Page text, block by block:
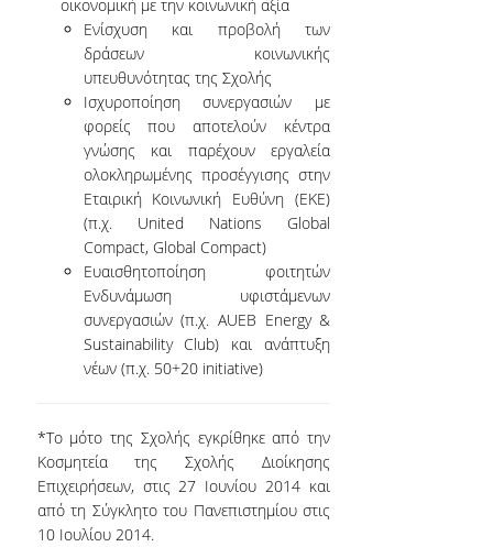
οικονομική με την κοινωνική αξία
Ενίσχυση και προβολή των
δράσεων κοινωνικής
υπευθυνότητας της Σχολής
Ισχυροποίηση συνεργασιών με
φορείς που αποτελούν κέντρα
γνώσης και παρέχουν εργαλεία
ολοκληρωμένης προσέγγισης στην
Εταιρική Κοινωνική Ευθύνη (ΕΚΕ)
(π.χ. United Nations Global
Compact, Global Compact)
Ευαισθητοποίηση φοιτητών
Ενδυνάμωση υφιστάμενων
συνεργασιών (π.χ. AUEB Energy &
Sustainability Club) και ανάπτυξη
νέων (π.χ. 50+20 initiative)
*Το μότο της Σχολής εγκρίθηκε από την
Κοσμητεία της Σχολής Διοίκησης
Επιχειρήσεων, στις 27 Ιουνίου 2014 και
από τη Σύγκλητο του Πανεπιστημίου στις
10 Ιουλίου 2014.